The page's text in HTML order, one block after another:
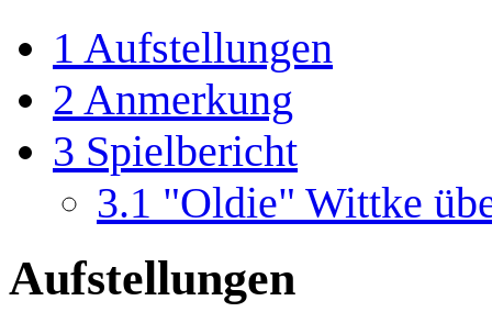
1 Aufstellungen
2 Anmerkung
3 Spielbericht
3.1 "Oldie" Wittke
Aufstellungen